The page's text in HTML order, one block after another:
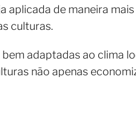
aplicada de maneira
culturas.
adaptadas ao clima
não apenas